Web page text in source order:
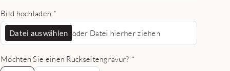
Bild hochladen *
Datei auswählen oder Datei hierher ziehen
Möchten Sie einen Rückseitengravur? *
Nein